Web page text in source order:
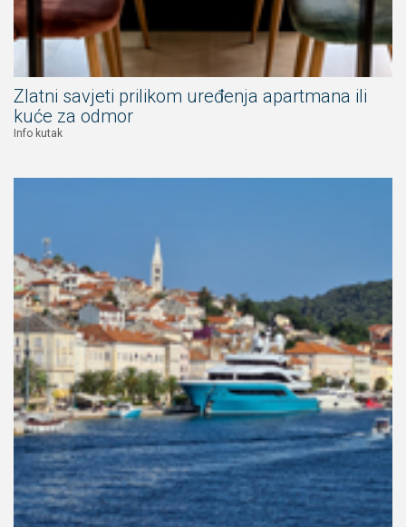
Zlatni savjeti prilikom uređenja apartmana ili
kuće za odmor
Info kutak